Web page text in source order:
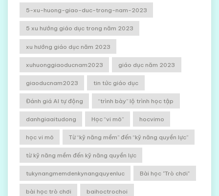
5-xu-huong-giao-duc-trong-nam-2023
5 xu hướng giáo dục trong năm 2023
xu hướng giáo dục năm 2023
xuhuonggiaoducnam2023 giáo dục năm 2023
giaoducnam2023 tin tức giáo dục
Đánh giá AI tự động “trình bày” lộ trình học tập
danhgiaaitudong Học “vi mô” hocvimo
học vi mô Từ “kỹ năng mềm” đến “kỹ năng quyền lực”
từ kỹ năng mềm đến kỹ năng quyền lực
tukynangmemdenkynangquyenluc Bài học "Trò chơi"
bài học trò chơi baihoctrochoi